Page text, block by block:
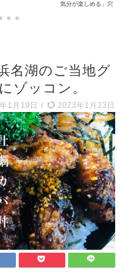
旅。オススメ１０の...
名湖のご当地グ
ゾッコン。
1月19日 / 2023年1月23日